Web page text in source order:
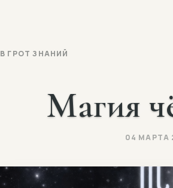
В ГРОТ ЗНАНИЙ
Магия
04 МАРТА